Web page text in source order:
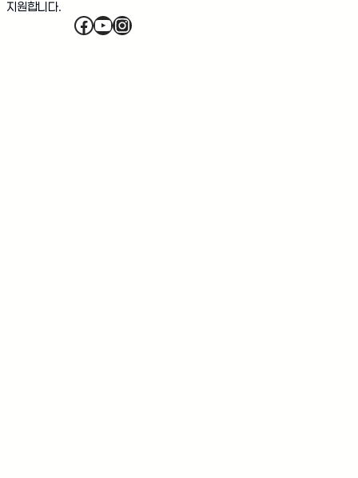
지원합니다.
Facebook
YouTube
Instagram